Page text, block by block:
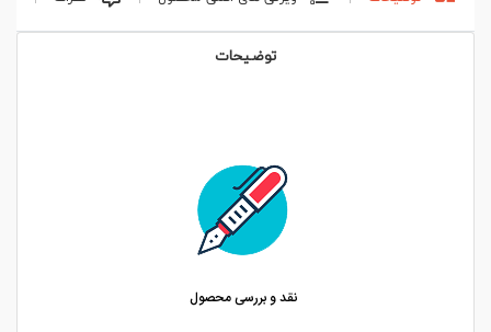
توضیحات
نقد و بررسی محصول